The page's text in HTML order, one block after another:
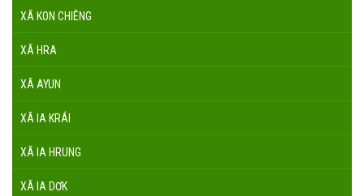
XÃ KON CHIÊNG
XÃ HRA
XÃ AYUN
XÃ IA KRÁI
XÃ IA HRUNG
XÃ IA DƠK